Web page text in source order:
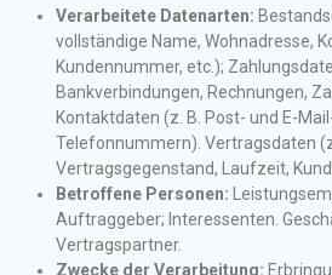
Verarbeitete Datenarten:
vollständige Name, Wohnadresse,
Kundennummer, etc.);
Bankverbindungen, Rechnungen,
Kontaktdaten (z. B. Post- und E-
Telefonnummern). Vertragsdaten
Vertragsgegenstand, Laufzeit,
Betroffene Personen:
Auftraggeber; Interessenten.
Vertragspartner.
Zwecke der Verarbeitung: